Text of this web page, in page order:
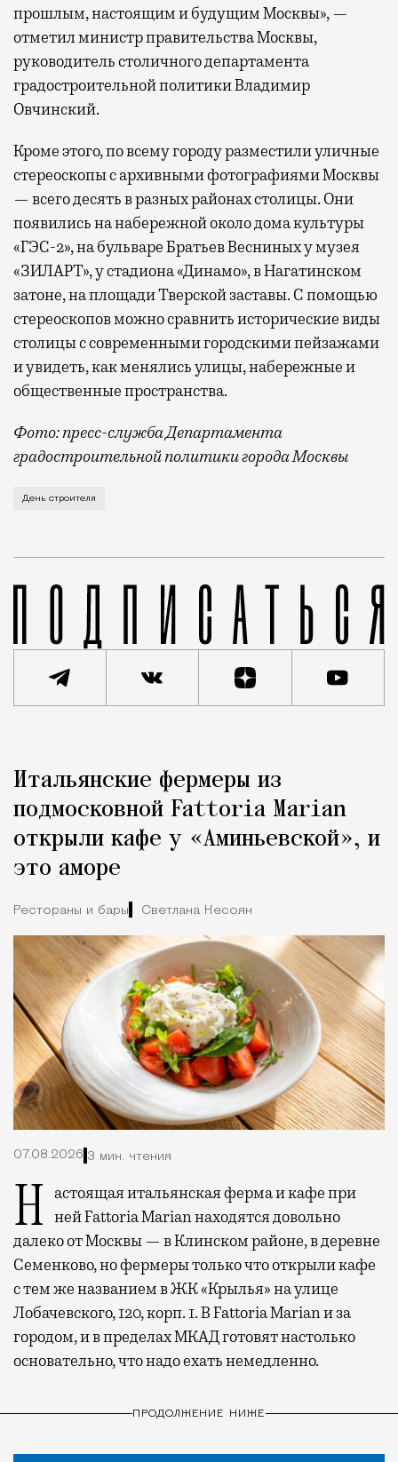
прошлым, настоящим и будущим Москвы», —
отметил министр правительства Москвы,
руководитель столичного департамента
градостроительной политики Владимир
Овчинский.
Кроме этого, по всему городу разместили уличные
стереоскопы с архивными фотографиями Москвы
— всего десять в разных районах столицы. Они
появились на набережной около дома культуры
«ГЭС-2», на бульваре Братьев Весниных у музея
«ЗИЛАРТ», у стадиона «Динамо», в Нагатинском
затоне, на площади Тверской заставы. С помощью
стереоскопов можно сравнить исторические виды
столицы с современными городскими пейзажами
и увидеть, как менялись улицы, набережные и
общественные пространства.
Фото: пресс-служба Департамента
градостроительной политики города Москвы
В этом году профессиональный праздник День
День строителя
Город
Итальянские фермеры из
подмосковной Fattoria Marian
открыли кафе у «Аминьевской», и
это аморе
Рестораны и бары Светлана Кесоян
07.08.2026 3 мин. чтения
Настоящая итальянская ферма и кафе при ней Fattoria Marian находятся довольно
далеко от Москвы — в Клинском районе, в деревне
Семенково, но фермеры только что открыли кафе
с тем же названием в ЖК «Крылья» на улице
Лобачевского, 120, корп. 1. В Fattoria Marian и за
городом, и в пределах МКАД готовят настолько
основательно, что надо ехать немедленно.
ПРОДОЛЖЕНИЕ НИЖЕ